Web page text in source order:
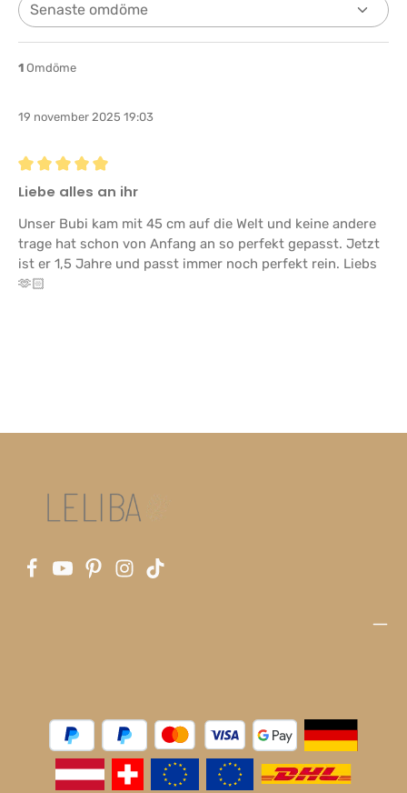
1 Omdöme
19 november 2025 19:03
Recension med betyg på 5 av 5 stjärnor
Liebe alles an ihr
Unser Bubi kam mit 45 cm auf die Welt und keine andere
trage hat schon von Anfang an so perfekt gepasst. Jetzt
ist er 1,5 Jahre und passt immer noch perfekt rein. Liebs
🫶🏻